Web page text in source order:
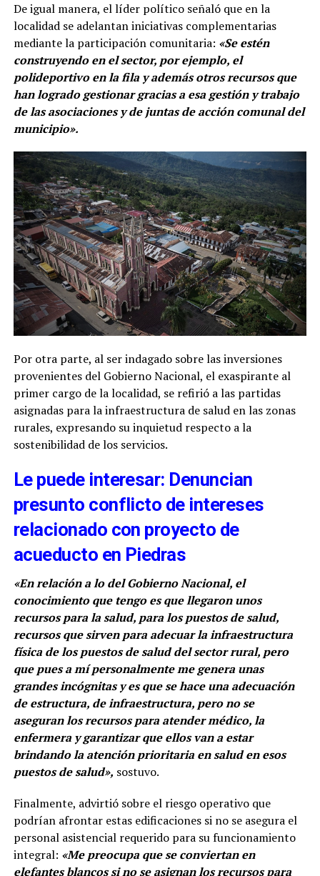
De igual manera, el líder político señaló que en la
localidad se adelantan iniciativas complementarias
mediante la participación comunitaria: «Se estén
construyendo en el sector, por ejemplo, el
polideportivo en la fila y además otros recursos que
han logrado gestionar gracias a esa gestión y trabajo
de las asociaciones y de juntas de acción comunal del
municipio».
Por otra parte, al ser indagado sobre las inversiones
provenientes del Gobierno Nacional, el exaspirante al
primer cargo de la localidad, se refirió a las partidas
asignadas para la infraestructura de salud en las zonas
rurales, expresando su inquietud respecto a la
sostenibilidad de los servicios.
Le puede interesar: Denuncian
presunto conflicto de intereses
relacionado con proyecto de
acueducto en Piedras
«En relación a lo del Gobierno Nacional, el
conocimiento que tengo es que llegaron unos
recursos para la salud, para los puestos de salud,
recursos que sirven para adecuar la infraestructura
física de los puestos de salud del sector rural, pero
que pues a mí personalmente me genera unas
grandes incógnitas y es que se hace una adecuación
de estructura, de infraestructura, pero no se
aseguran los recursos para atender médico, la
enfermera y garantizar que ellos van a estar
brindando la atención prioritaria en salud en esos
puestos de salud», sostuvo.
Finalmente, advirtió sobre el riesgo operativo que
podrían afrontar estas edificaciones si no se asegura el
personal asistencial requerido para su funcionamiento
integral: «Me preocupa que se conviertan en
elefantes blancos si no se asignan los recursos para